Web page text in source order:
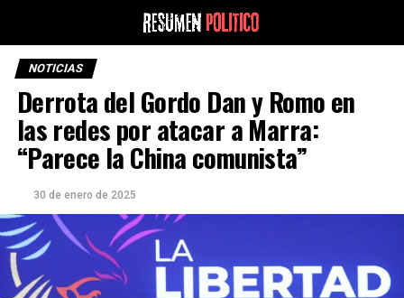
NOTICIAS
Derrota del Gordo Dan y Romo en
las redes por atacar a Marra:
“Parece la China comunista”
30 de enero de 2025